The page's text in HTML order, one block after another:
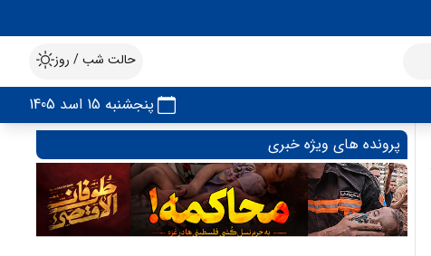
حالت شب / روز
پنجشنبه 15 اسد 1405
پرونده های ویژه خبری